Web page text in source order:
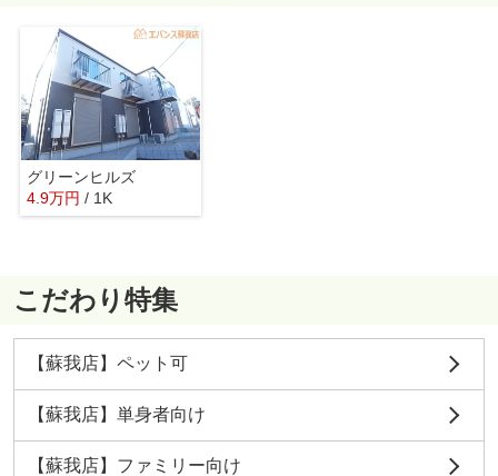
グリーンヒルズ
4.9万円 / 1K
こだわり特集
【蘇我店】ペット可
【蘇我店】単身者向け
【蘇我店】ファミリー向け